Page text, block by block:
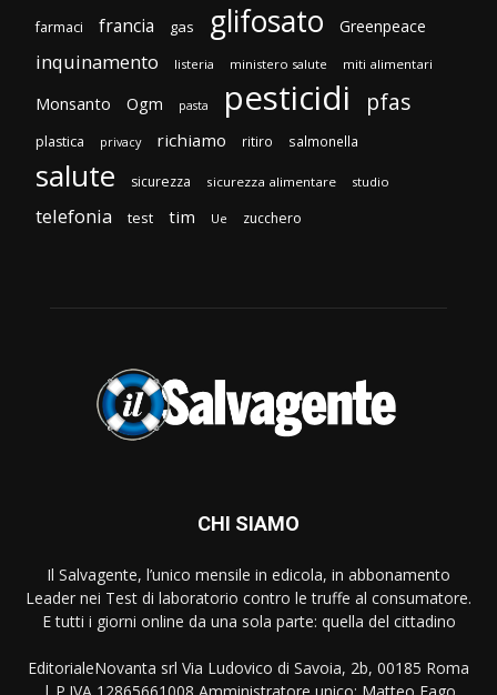
farmaci francia gas glifosato Greenpeace
inquinamento listeria ministero salute miti alimentari
Monsanto Ogm pasta pesticidi pfas
plastica privacy richiamo ritiro salmonella
salute sicurezza sicurezza alimentare studio
telefonia test tim Ue zucchero
CHI SIAMO
Il Salvagente, l’unico mensile in edicola, in abbonamento
Leader nei Test di laboratorio contro le truffe al consumatore.
E tutti i giorni online da una sola parte: quella del cittadino
EditorialeNovanta srl Via Ludovico di Savoia, 2b, 00185 Roma